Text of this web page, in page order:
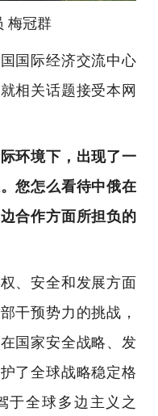
梅冠群
国际经济交流中心
相关话题接受本网
环境下，出现了一
您怎么看待中俄在
合作方面所担负的
、安全和发展方面
干预势力的挑战，
国家安全战略、发
了全球战略稳定格
于全球多边主义之